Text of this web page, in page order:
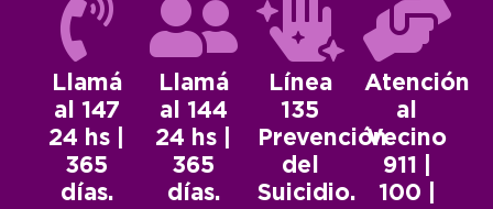
Llamá
al 147
24 hs |
365
días.
Llamá
al 144
24 hs |
365
días.
Línea
135
Prevención
del
Suicidio.
Atención
al
Vecino
911 |
100 |